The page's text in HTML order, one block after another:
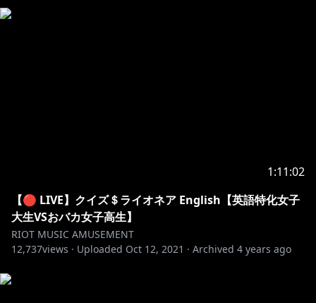
1:11:02
【🔴 LIVE】クイズ＄ライオネア English【英語特化女子
大生VSおバカ女子高生】
RIOT MUSIC AMUSEMENT
12,737views · Uploaded Oct 12, 2021 · Archived 4 years ago